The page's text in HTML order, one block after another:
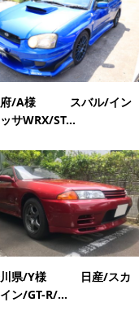
府/A様 スバル/イン
サWRX/ST...
川県/Y様 日産/スカ
ン/GT-R/...